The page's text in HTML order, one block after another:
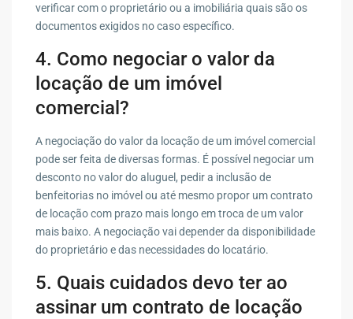
verificar com o proprietário ou a imobiliária quais são os
documentos exigidos no caso específico.
4. Como negociar o valor da
locação de um imóvel
comercial?
A negociação do valor da locação de um imóvel comercial
pode ser feita de diversas formas. É possível negociar um
desconto no valor do aluguel, pedir a inclusão de
benfeitorias no imóvel ou até mesmo propor um contrato
de locação com prazo mais longo em troca de um valor
mais baixo. A negociação vai depender da disponibilidade
do proprietário e das necessidades do locatário.
5. Quais cuidados devo ter ao
assinar um contrato de locação